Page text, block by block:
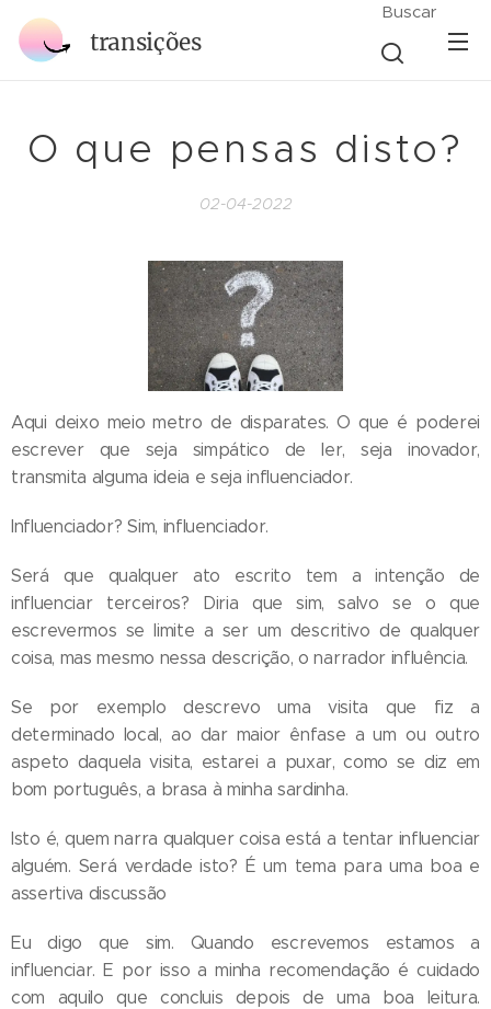
transições
Buscar
O que pensas disto?
02-04-2022
Aqui deixo meio metro de disparates. O que é poderei
escrever que seja simpático de ler, seja inovador,
transmita alguma ideia e seja influenciador.
Influenciador? Sim, influenciador.
Será que qualquer ato escrito tem a intenção de
influenciar terceiros? Diria que sim, salvo se o que
escrevermos se limite a ser um descritivo de qualquer
coisa, mas mesmo nessa descrição, o narrador influência.
Se por exemplo descrevo uma visita que fiz a
determinado local, ao dar maior ênfase a um ou outro
aspeto daquela visita, estarei a puxar, como se diz em
bom português, a brasa à minha sardinha.
Isto é, quem narra qualquer coisa está a tentar influenciar
alguém. Será verdade isto? É um tema para uma boa e
assertiva discussão
Eu digo que sim. Quando escrevemos estamos a
influenciar. E por isso a minha recomendação é cuidado
com aquilo que concluis depois de uma boa leitura.